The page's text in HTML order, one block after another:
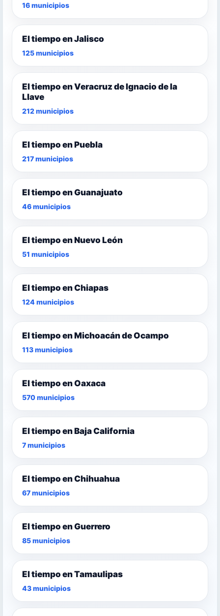
16 municipios
El tiempo en Jalisco
125 municipios
El tiempo en Veracruz de Ignacio de la
Llave
212 municipios
El tiempo en Puebla
217 municipios
El tiempo en Guanajuato
46 municipios
El tiempo en Nuevo León
51 municipios
El tiempo en Chiapas
124 municipios
El tiempo en Michoacán de Ocampo
113 municipios
El tiempo en Oaxaca
570 municipios
El tiempo en Baja California
7 municipios
El tiempo en Chihuahua
67 municipios
El tiempo en Guerrero
85 municipios
El tiempo en Tamaulipas
43 municipios